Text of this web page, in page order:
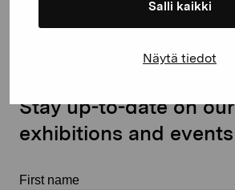
Salli kaikki
Näytä tiedot
Stay up-to-date on our
exhibitions and events
First name